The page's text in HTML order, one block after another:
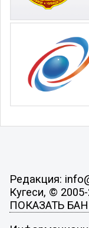
Редакция:
Кугеси, ©
ПОКАЗАТЬ